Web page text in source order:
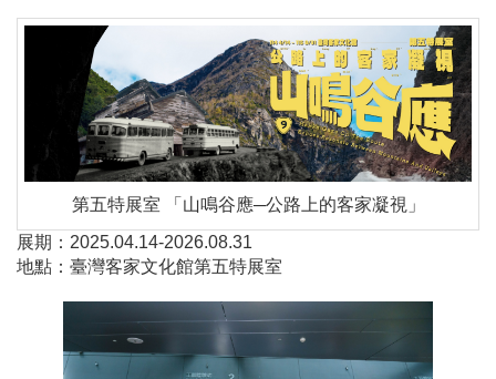
第五特展室 「山鳴谷應─公路上的客家凝視」
展期：2025.04.14-2026.08.31
地點：臺灣客家文化館第五特展室